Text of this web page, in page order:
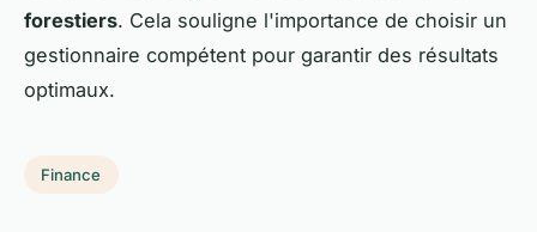
forestiers. Cela souligne l'importance de choisir un
gestionnaire compétent pour garantir des résultats
optimaux.
Finance